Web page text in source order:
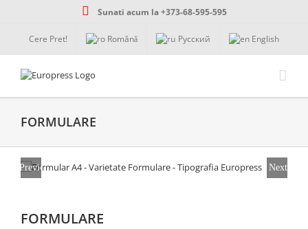
Sunati acum la +373-68-595-595
Cere Pret! Română Русский English
FORMULARE
Previous Next
FORMULARE